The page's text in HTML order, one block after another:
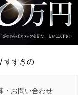
すすきの
・お問い合わせ